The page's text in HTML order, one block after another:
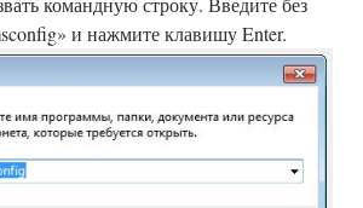
и нажмите клавишу Enter.